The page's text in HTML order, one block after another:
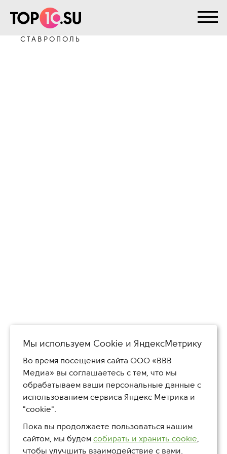
На главную
Телко - Ставрополь
ИНТЕРНЕТ-ПРОВАЙДЕР ТЕЛКО —
СТАВРОПОЛЬ
Мы используем Сookie и ЯндексМетрику
Во время посещения сайта ООО «ВВВ
Медиа» вы соглашаетесь с тем, что мы
обрабатываем ваши персональные данные с
использованием сервиса Яндекс Метрика и
"cookie".
Пока вы продолжаете пользоваться нашим
сайтом, мы будем собирать и хранить cookie,
чтобы улучшить взаимодействие с вами.